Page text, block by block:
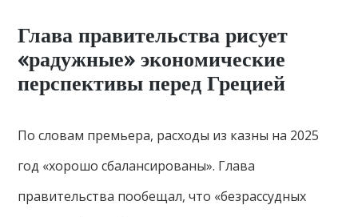
Глава правительства рисует
«радужные» экономические
перспективы перед Грецией
По словам премьера, расходы из казны на 2025
год «хорошо сбалансированы». Глава
правительства пообещал, что «безрассудных